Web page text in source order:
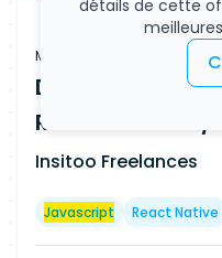
détails de cette
Mission freelance
Développeur
React Native H/F
Insitoo Freelances
Javascript React Native